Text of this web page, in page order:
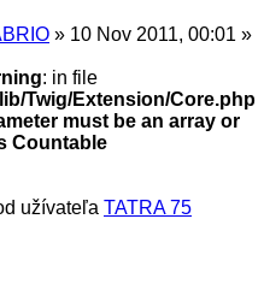
» 10 Nov 2011, 00:01 »
: in file
Twig/Extension/Core.php
must be an array or
Countable
užívateľa TATRA 75